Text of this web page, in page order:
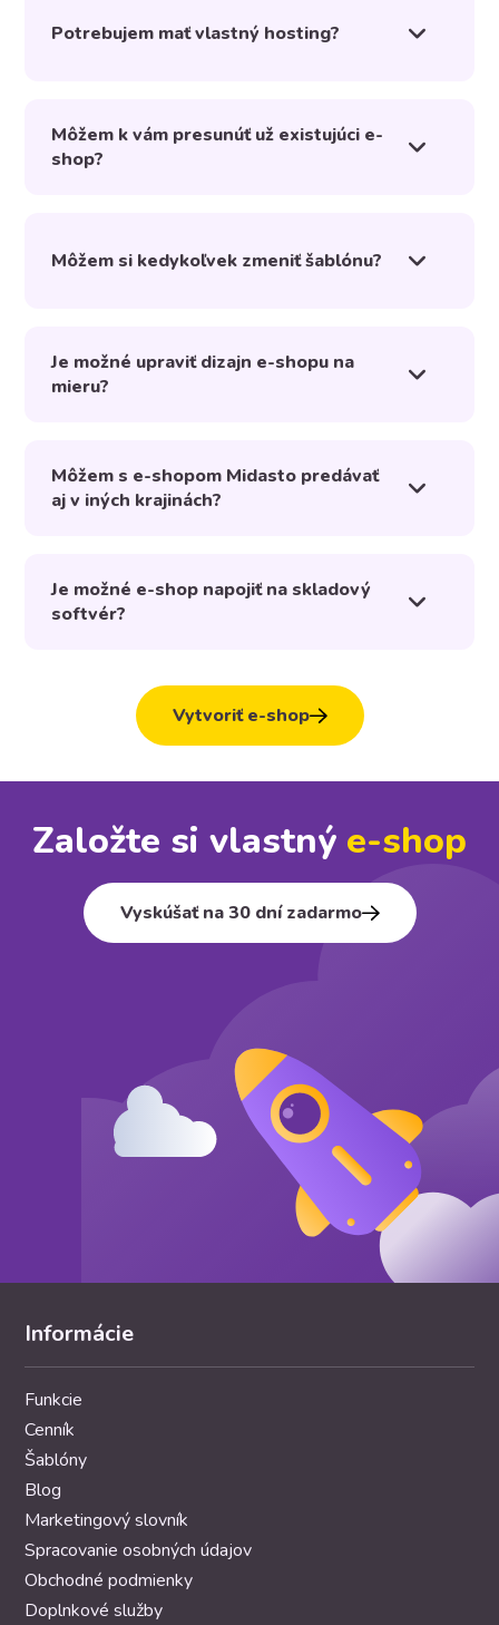
Potrebujem mať vlastný hosting?
Môžem k vám presunúť už existujúci e-
shop?
Môžem si kedykoľvek zmeniť šablónu?
Je možné upraviť dizajn e-shopu na
mieru?
Môžem s e-shopom Midasto predávať
aj v iných krajinách?
Je možné e-shop napojiť na skladový
softvér?
Vytvoriť e-shop
Založte si vlastný e⁠-⁠shop
Vyskúšať na 30 dní zadarmo
Informácie
Funkcie
Cenník
Šablóny
Blog
Marketingový slovník
Spracovanie osobných údajov
Obchodné podmienky
Doplnkové služby